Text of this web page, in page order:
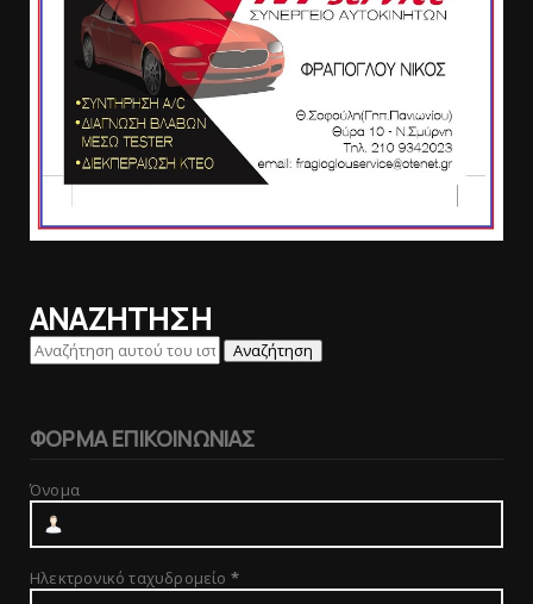
ΑΝΑΖΗΤΗΣΗ
ΦΟΡΜΑ ΕΠΙΚΟΙΝΩΝΙΑΣ
Όνομα
Ηλεκτρονικό ταχυδρομείο *